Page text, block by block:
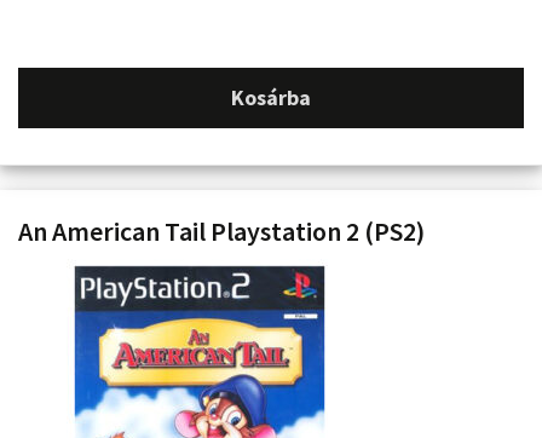
Kosárba
An American Tail Playstation 2 (PS2)